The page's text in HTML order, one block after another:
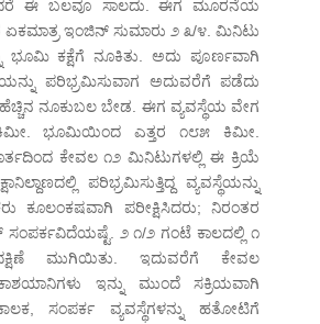
ಈ ಬಲವೂ ಸಾಲದು. ಈಗ ಮೂರನೆಯ
ಇಂಜಿನ್ ಸುಮಾರು ೨ ೩/೪. ಮಿನಿಟು
ಭೂಮಿ ಕಕ್ಷೆಗೆ ನೂಕಿತು. ಅದು ಪೂರ್ಣವಾಗಿ
ಪರಿಭ್ರಮಿಸುವಾಗ ಅದುವರೆಗೆ ಪಡೆದು
ನೂಕುಬಲ ಬೇಡ. ಈಗ ವ್ಯವಸ್ಥೆಯ ವೇಗ
ಭೂಮಿಯಿಂದ ಎತ್ತರ ೧೮೫ ಕಿಮೀ.
ಕೇವಲ ೧೨ ಮಿನಿಟುಗಳಲ್ಲಿ ಈ ಕ್ರಿಯೆ
ಪರಿಭ್ರಮಿಸುತ್ತಿದ್ದ ವ್ಯವಸ್ಥೆಯನ್ನು
ಕೂಲಂಕಷವಾಗಿ ಪರೀಕ್ಷಿಸಿದರು; ನಿರಂತರ
೨ ೧/೨ ಗಂಟೆ ಕಾಲದಲ್ಲಿ ೧
ಮುಗಿಯಿತು. ಇದುವರೆಗೆ ಕೇವಲ
ಇನ್ನು ಮುಂದೆ ಸಕ್ರಿಯವಾಗಿ
ಸಂಪರ್ಕ ವ್ಯವಸ್ಥೆಗಳನ್ನು ಹತೋಟಿಗೆ